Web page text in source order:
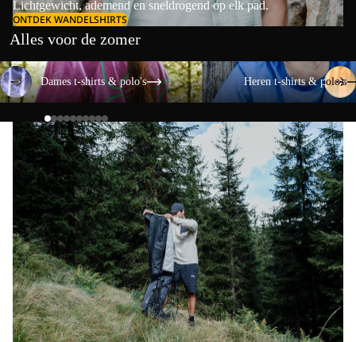
Lichtgewicht, ademend en sneldrogend op elk pad.
ONTDEK WANDELSHIRTS
Alles voor de zomer
Dames t-shirts & polo's
Dames t-shirts & polo's
Heren t-shirts & polo's
Heren t-shirts & polo's